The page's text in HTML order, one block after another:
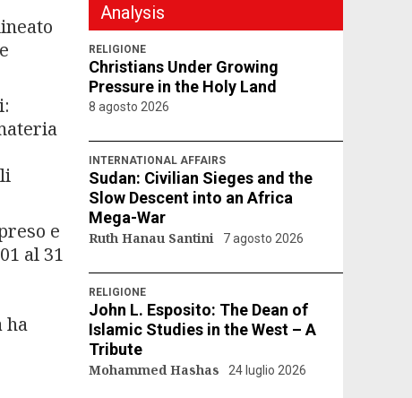
e
al 31
ha
Analysis
RELIGIONE
Christians Under Growing
Pressure in the Holy Land
8 agosto 2026
INTERNATIONAL AFFAIRS
Sudan: Civilian Sieges and the
Slow Descent into an Africa
Mega-War
Ruth Hanau Santini 7 agosto 2026
RELIGIONE
John L. Esposito: The Dean of
Islamic Studies in the West – A
Tribute
Mohammed Hashas 24 luglio 2026